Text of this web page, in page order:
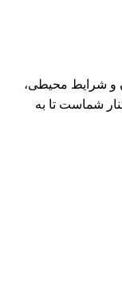
و شرایط محیطی،
شماست تا به